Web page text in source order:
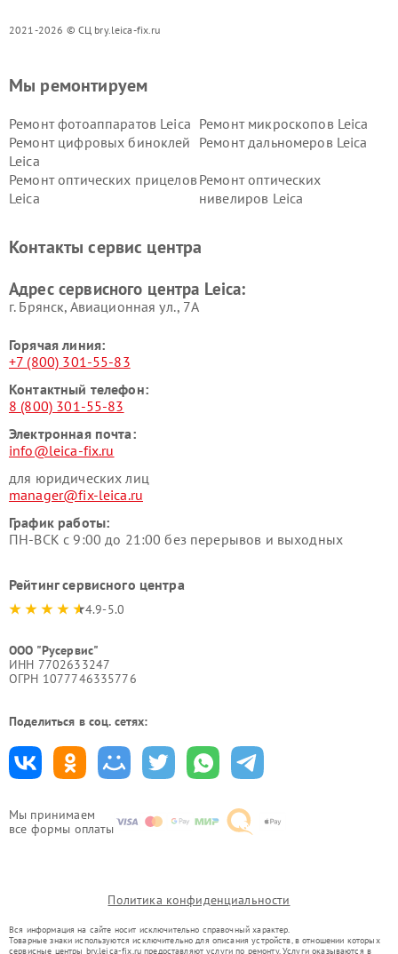
2021-2026 © СЦ bry.leica-fix.ru
Мы принимаем
все формы оплаты
Мы ремонтируем
Ремонт фотоаппаратов Leica Ремонт микроскопов Leica
Ремонт цифровых биноклей
Leica
Ремонт дальномеров Leica
Ремонт оптических прицелов
Leica
Ремонт оптических
нивелиров Leica
Контакты сервис центра
Адрес сервисного центра Leica:
г. Брянск, Авиационная ул., 7А
Горячая линия:
+7 (800) 301-55-83
Контактный телефон:
8 (800) 301-55-83
Электронная почта:
info@leica-fix.ru
для юридических лиц
manager@fix-leica.ru
График работы:
ПН-ВСК с 9:00 до 21:00 без перерывов и выходных
Рейтинг сервисного центра
4.9-5.0
ООО "Русервис"
ИНН 7702633247
ОГРН 1077746335776
Поделиться в соц. сетях:
Политика конфиденциальности
Вся информация на сайте носит исключительно справочный характер.
Товарные знаки используются исключительно для описания устройств, в отношении которых
сервисные центры bry.leica-fix.ru предоставляют услуги по ремонту. Услуги оказываются в